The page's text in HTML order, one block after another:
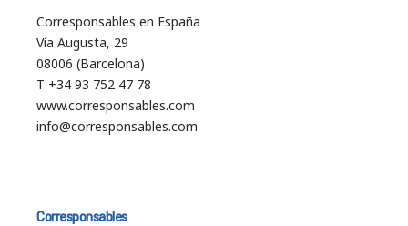
Corresponsables en España
Vía Augusta, 29
08006 (Barcelona)
T +34 93 752 47 78
www.corresponsables.com
info@corresponsables.com
Corresponsables